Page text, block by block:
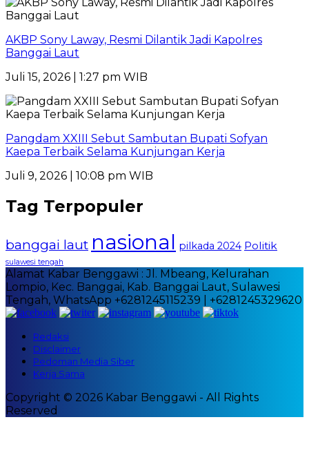
AKBP Sony Laway, Resmi Dilantik Jadi Kapolres
Banggai Laut
Juli 15, 2026 | 1:27 pm WIB
Pangdam XXIII Sebut Sambutan Bupati Sofyan
Kaepa Terbaik Selama Kunjungan Kerja
Juli 9, 2026 | 10:08 pm WIB
Tag Terpopuler
banggai laut nasional pilkada 2024 Politik
sulawesi tengah
Alamat Kabar Benggawi : Jl. Mbeang, Kelurahan
Lompio, Kec. Banggai, Kab. Banggai Laut, Sulawesi
Tengah, WhatsApp +6281245115239 | +6281245329620
Redaksi
Disclaimer
Pedoman Media Siber
Kerja Sama
Copyright © 2026 Kabar Benggawi - All Rights
Reserved